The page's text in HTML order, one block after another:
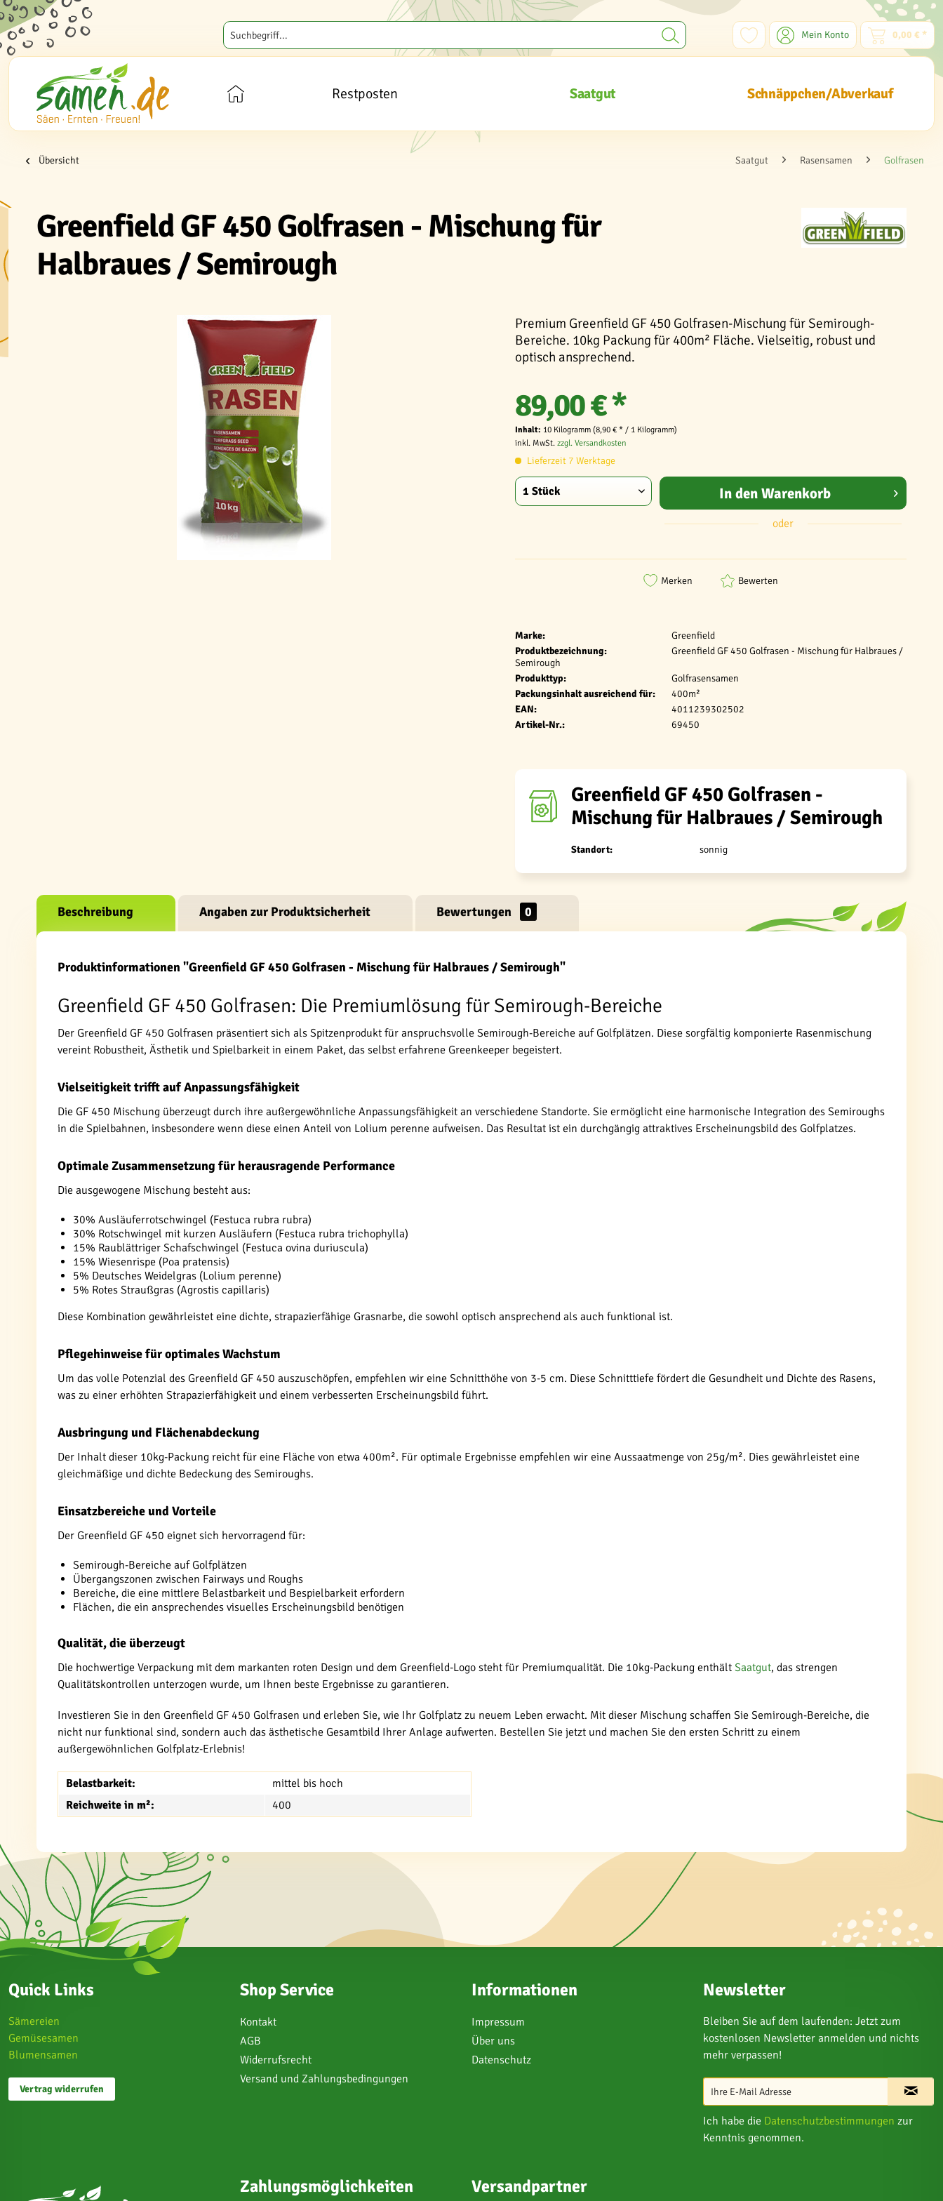
Mein Konto 0,00 € *
Restposten Saatgut Schnäppchen/Abverkauf
Übersicht Saatgut Rasensamen Golfrasen
Greenfield GF 450 Golfrasen - Mischung für
Halbraues / Semirough
Premium Greenfield GF 450 Golfrasen-Mischung für Semirough-
Bereiche. 10kg Packung für 400m² Fläche. Vielseitig, robust und
optisch ansprechend.
Marke:
Greenfield
Produktbezeichnung:
Greenfield GF 450 Golfrasen - Mischung für Halbraues /
Semirough
Produkttyp:
Golfrasensamen
Packungsinhalt ausreichend für:
400m²
EAN:
4011239302502
Artikel-Nr.:
69450
89,00 € *
Inhalt: 10 Kilogramm (8,90 € * / 1 Kilogramm)
inkl. MwSt. zzgl. Versandkosten
Lieferzeit 7 Werktage
In den Warenkorb
oder
Merken Bewerten
Greenfield GF 450 Golfrasen -
Mischung für Halbraues / Semirough
Standort: sonnig
Beschreibung Angaben zur Produktsicherheit Bewertungen 0
Produktinformationen "Greenfield GF 450 Golfrasen - Mischung für Halbraues / Semirough"
Greenfield GF 450 Golfrasen: Die Premiumlösung für Semirough-Bereiche
Der Greenfield GF 450 Golfrasen präsentiert sich als Spitzenprodukt für anspruchsvolle Semirough-Bereiche auf Golfplätzen. Diese sorgfältig komponierte Rasenmischung
vereint Robustheit, Ästhetik und Spielbarkeit in einem Paket, das selbst erfahrene Greenkeeper begeistert.
Vielseitigkeit trifft auf Anpassungsfähigkeit
Die GF 450 Mischung überzeugt durch ihre außergewöhnliche Anpassungsfähigkeit an verschiedene Standorte. Sie ermöglicht eine harmonische Integration des Semiroughs
in die Spielbahnen, insbesondere wenn diese einen Anteil von Lolium perenne aufweisen. Das Resultat ist ein durchgängig attraktives Erscheinungsbild des Golfplatzes.
Optimale Zusammensetzung für herausragende Performance
Die ausgewogene Mischung besteht aus:
30% Ausläuferrotschwingel (Festuca rubra rubra)
30% Rotschwingel mit kurzen Ausläufern (Festuca rubra trichophylla)
15% Raublättriger Schafschwingel (Festuca ovina duriuscula)
15% Wiesenrispe (Poa pratensis)
5% Deutsches Weidelgras (Lolium perenne)
5% Rotes Straußgras (Agrostis capillaris)
Diese Kombination gewährleistet eine dichte, strapazierfähige Grasnarbe, die sowohl optisch ansprechend als auch funktional ist.
Pflegehinweise für optimales Wachstum
Um das volle Potenzial des Greenfield GF 450 auszuschöpfen, empfehlen wir eine Schnitthöhe von 3-5 cm. Diese Schnitttiefe fördert die Gesundheit und Dichte des Rasens,
was zu einer erhöhten Strapazierfähigkeit und einem verbesserten Erscheinungsbild führt.
Ausbringung und Flächenabdeckung
Der Inhalt dieser 10kg-Packung reicht für eine Fläche von etwa 400m². Für optimale Ergebnisse empfehlen wir eine Aussaatmenge von 25g/m². Dies gewährleistet eine
gleichmäßige und dichte Bedeckung des Semiroughs.
Einsatzbereiche und Vorteile
Der Greenfield GF 450 eignet sich hervorragend für:
Semirough-Bereiche auf Golfplätzen
Übergangszonen zwischen Fairways und Roughs
Bereiche, die eine mittlere Belastbarkeit und Bespielbarkeit erfordern
Flächen, die ein ansprechendes visuelles Erscheinungsbild benötigen
Qualität, die überzeugt
Die hochwertige Verpackung mit dem markanten roten Design und dem Greenfield-Logo steht für Premiumqualität. Die 10kg-Packung enthält Saatgut, das strengen
Qualitätskontrollen unterzogen wurde, um Ihnen beste Ergebnisse zu garantieren.
Investieren Sie in den Greenfield GF 450 Golfrasen und erleben Sie, wie Ihr Golfplatz zu neuem Leben erwacht. Mit dieser Mischung schaffen Sie Semirough-Bereiche, die
nicht nur funktional sind, sondern auch das ästhetische Gesamtbild Ihrer Anlage aufwerten. Bestellen Sie jetzt und machen Sie den ersten Schritt zu einem
außergewöhnlichen Golfplatz-Erlebnis!
Belastbarkeit:
mittel bis hoch
Reichweite in m²:
400
Quick Links
Sämereien
Gemüsesamen
Blumensamen
Vertrag widerrufen
Shop Service
Kontakt
AGB
Widerrufsrecht
Versand und Zahlungsbedingungen
Informationen
Impressum
Über uns
Datenschutz
Newsletter
Bleiben Sie auf dem laufenden: Jetzt zum
kostenlosen Newsletter anmelden und nichts
mehr verpassen!
Ich habe die Datenschutzbestimmungen zur
Kenntnis genommen.
Zahlungsmöglichkeiten Versandpartner